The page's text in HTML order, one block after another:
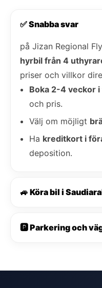
✅ Snabba svar
på Jizan Regional
hyrbil från 4
priser och villkor
Boka 2-4 veckor
och pris.
Välj om möjligt
Ha kreditkort i
deposition.
🚙 Köra bil i
🅿️ Parkering och